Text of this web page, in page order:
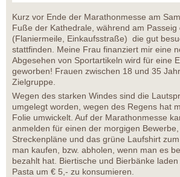
Kurz vor Ende der Marathonmesse am
Fuße der Kathedrale, während am Passeig
(Flaniermeile, Einkaufsstraße) die gut
stattfinden. Meine Frau finanziert mir eine
Abgesehen von Sportartikeln wird für eine
geworben! Frauen zwischen 18 und 35
Zielgruppe.
Wegen des starken Windes sind die
umgelegt worden, wegen des Regens hat
Folie umwickelt. Auf der Marathonmesse
anmelden für einen der morgigen
Streckenpläne und das grüne Laufshirt
man kaufen, bzw. abholen, wenn man es
bezahlt hat. Biertische und Bierbänke
Pasta um € 5,- zu konsumieren.